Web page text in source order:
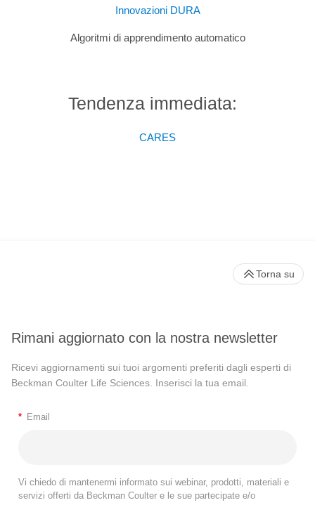
Innovazioni DURA
Algoritmi di apprendimento automatico
Tendenza immediata:
CARES
Rimani aggiornato con la nostra newsletter
Ricevi aggiornamenti sui tuoi argomenti preferiti dagli esperti di
Beckman Coulter Life Sciences. Inserisci la tua email.
* Email
Vi chiedo di mantenermi informato sui webinar, prodotti, materiali e
servizi offerti da Beckman Coulter e le sue partecipate e/o
Torna su